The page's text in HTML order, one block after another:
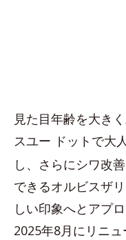
見た目年齢を大き
スユー ドットで大
し、さらにシワ改
できるオルビスザ
しい印象へとアプロ
2025年8月にリニ